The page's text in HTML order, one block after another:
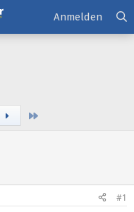
Anmelden
#1